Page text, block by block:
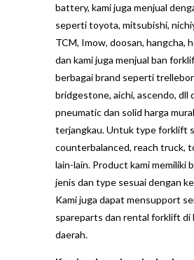
battery, kami juga menjual
seperti toyota, mitsubishi,
TCM, Imow, doosan, hangcha,
dan kami juga menjual ban
berbagai brand seperti
bridgestone, aichi, ascendo, dll
pneumatic dan solid harga
terjangkau. Untuk type forklift
counterbalanced, reach truck,
lain-lain. Product kami memiliki
jenis dan type sesuai dengan
Kami juga dapat mensupport
spareparts dan rental forklift di
daerah.